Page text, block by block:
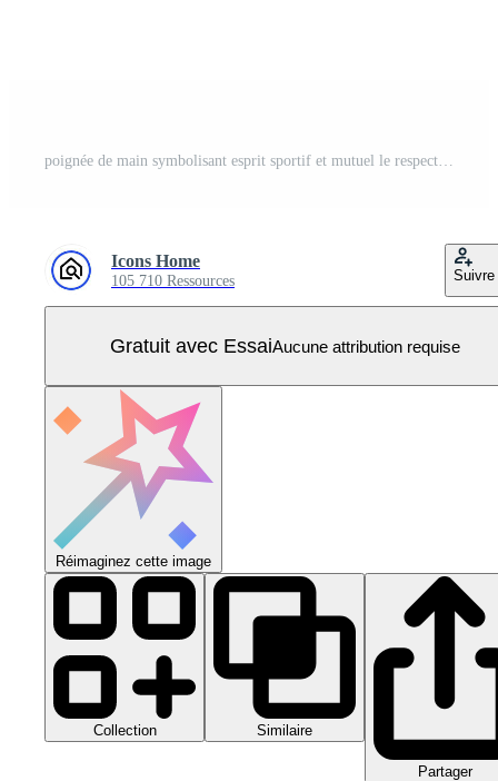
poignée de main symbolisant esprit sportif et mutuel le respect dans des sports Vecteur Pro
Icons Home
105 710 Ressources Suivre
Gratuit avec EssaiAucune attribution requise
Réimaginez cette image
Collection Similaire
Partager